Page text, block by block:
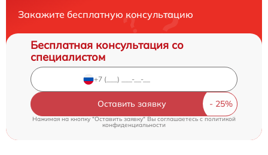
Закажите бесплатную консультацию
Бесплатная консультация со
специалистом
Оставить заявку
Нажимая на кнопку "Оставить заявку" Вы соглашаетесь cполитикой
конфиденциальности